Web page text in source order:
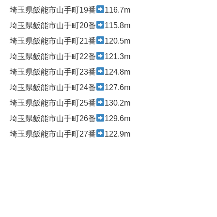
埼玉県飯能市山手町19番
116.7m
埼玉県飯能市山手町20番
115.8m
埼玉県飯能市山手町21番
120.5m
埼玉県飯能市山手町22番
121.3m
埼玉県飯能市山手町23番
124.8m
埼玉県飯能市山手町24番
127.6m
埼玉県飯能市山手町25番
130.2m
埼玉県飯能市山手町26番
129.6m
埼玉県飯能市山手町27番
122.9m